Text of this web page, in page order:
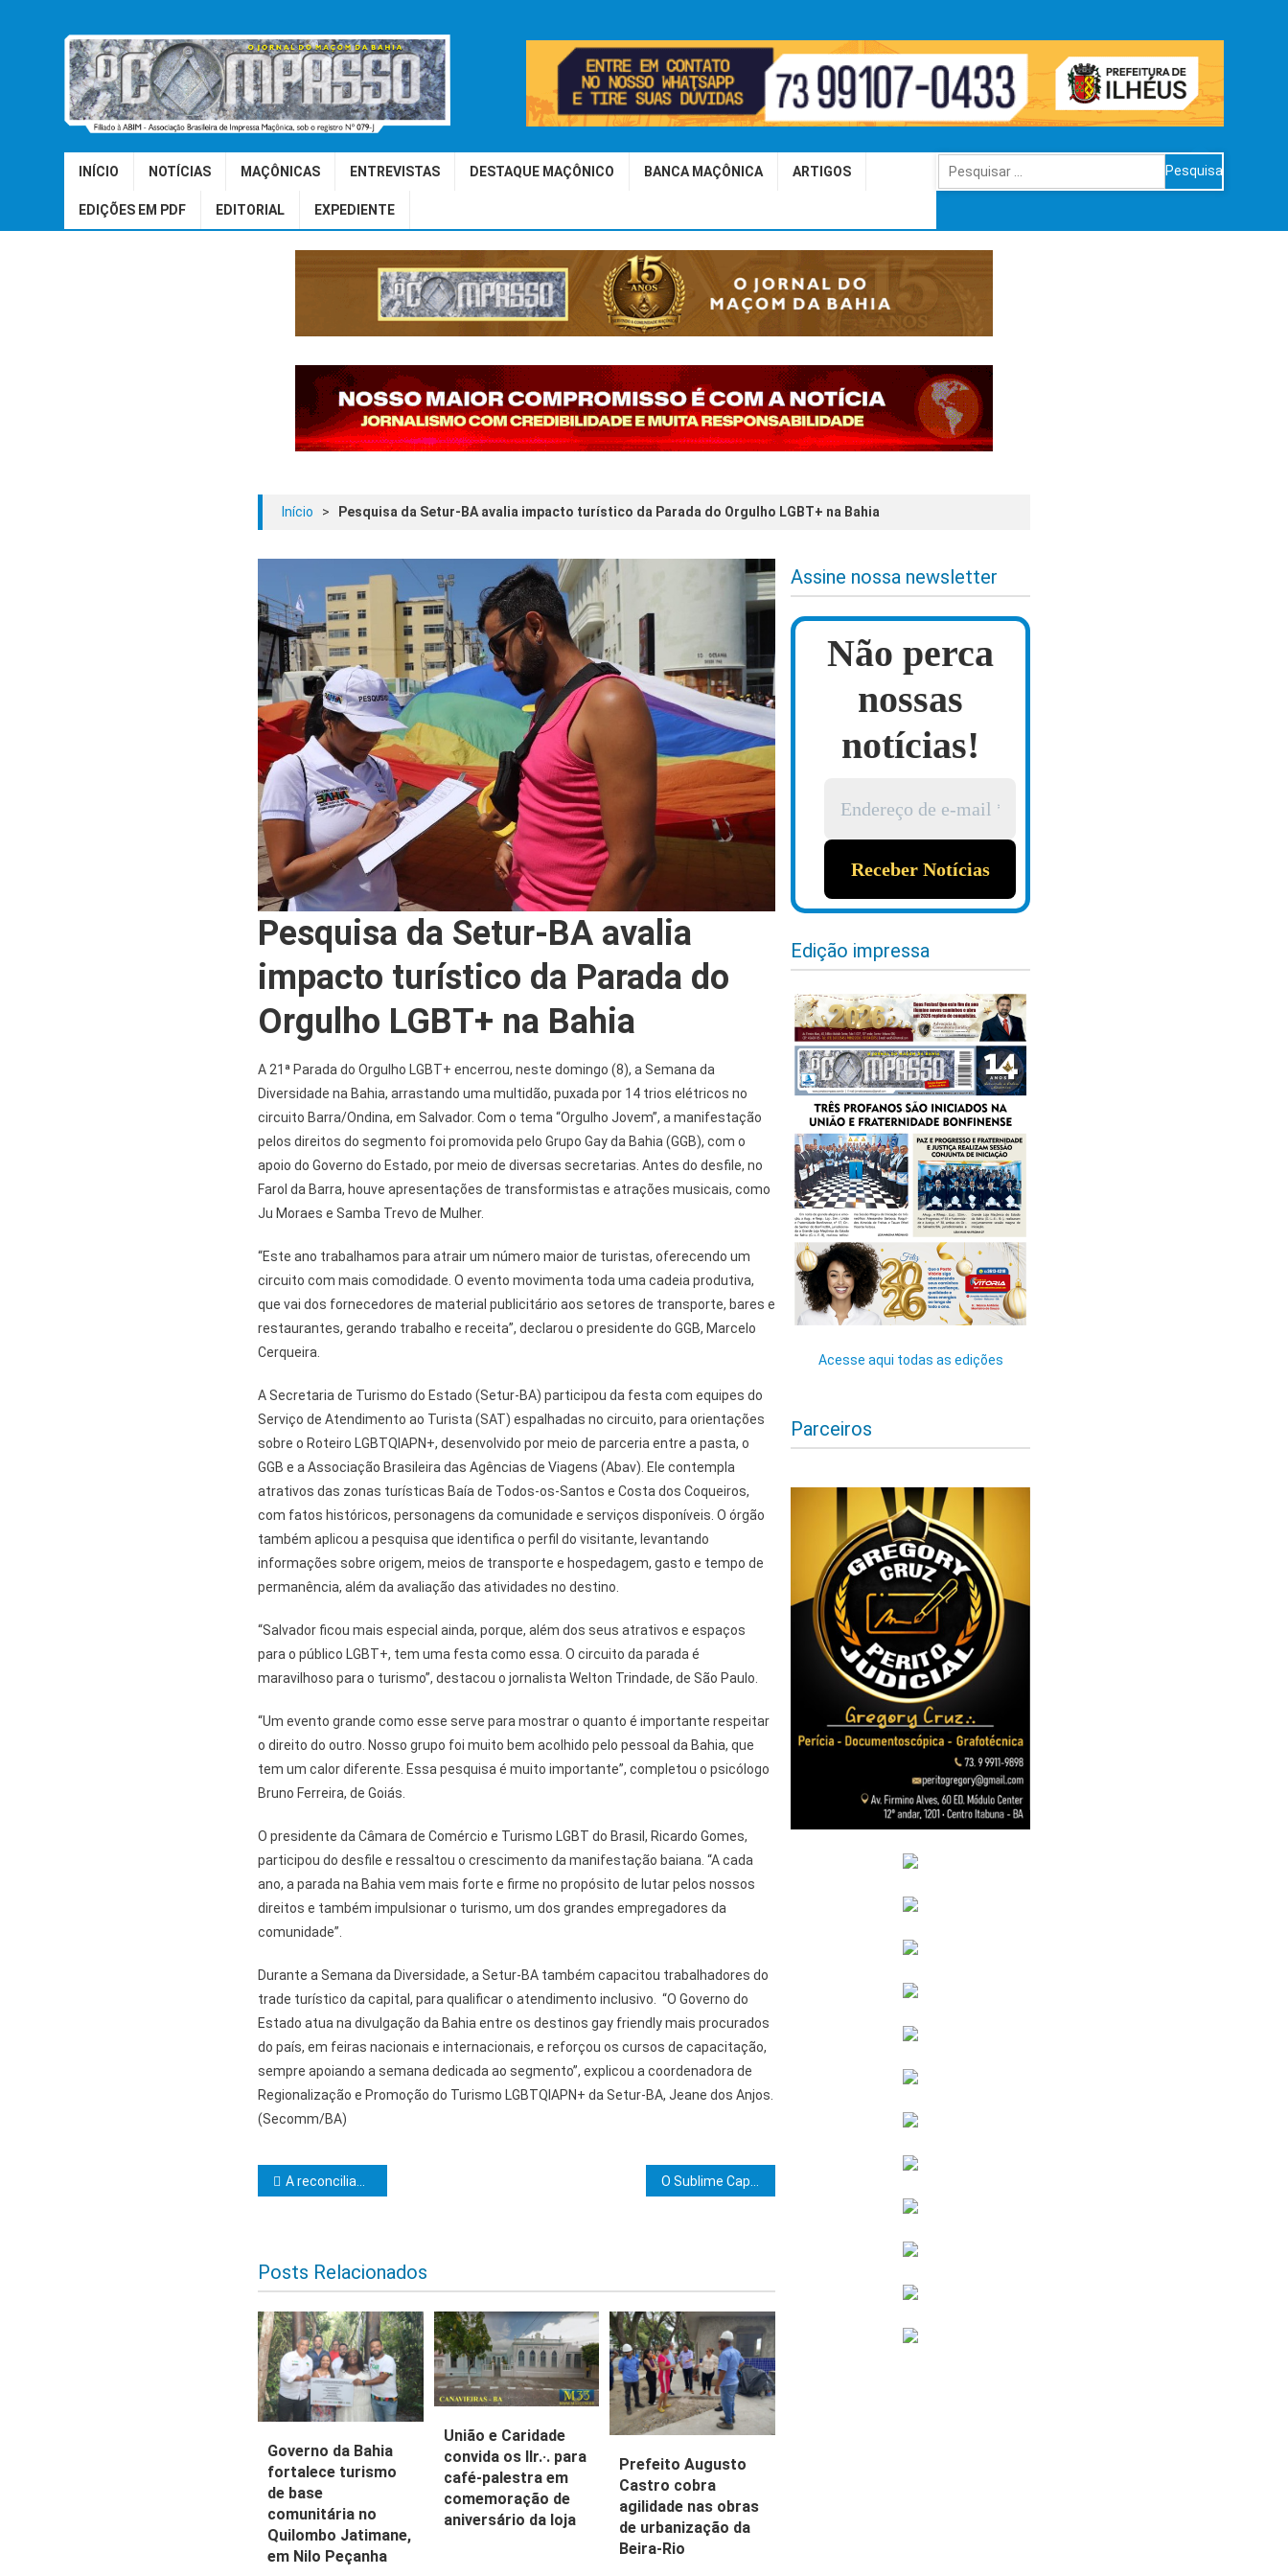
INÍCIO NOTÍCIAS MAÇÔNICAS ENTREVISTAS DESTAQUE MAÇÔNICO BANCA MAÇÔNICA ARTIGOS
EDIÇÕES EM PDF EDITORIAL EXPEDIENTE
Pesquisar
por:
Início > Pesquisa da Setur-BA avalia impacto turístico da Parada do Orgulho LGBT+ na Bahia
Pesquisa da Setur-BA avalia
impacto turístico da Parada do
Orgulho LGBT+ na Bahia
A 21ª Parada do Orgulho LGBT+ encerrou, neste domingo (8), a Semana da
Diversidade na Bahia, arrastando uma multidão, puxada por 14 trios elétricos no
circuito Barra/Ondina, em Salvador. Com o tema “Orgulho Jovem”, a manifestação
pelos direitos do segmento foi promovida pelo Grupo Gay da Bahia (GGB), com o
apoio do Governo do Estado, por meio de diversas secretarias. Antes do desfile, no
Farol da Barra, houve apresentações de transformistas e atrações musicais, como
Ju Moraes e Samba Trevo de Mulher.
“Este ano trabalhamos para atrair um número maior de turistas, oferecendo um
circuito com mais comodidade. O evento movimenta toda uma cadeia produtiva,
que vai dos fornecedores de material publicitário aos setores de transporte, bares e
restaurantes, gerando trabalho e receita”, declarou o presidente do GGB, Marcelo
Cerqueira.
A Secretaria de Turismo do Estado (Setur-BA) participou da festa com equipes do
Serviço de Atendimento ao Turista (SAT) espalhadas no circuito, para orientações
sobre o Roteiro LGBTQIAPN+, desenvolvido por meio de parceria entre a pasta, o
GGB e a Associação Brasileira das Agências de Viagens (Abav). Ele contempla
atrativos das zonas turísticas Baía de Todos-os-Santos e Costa dos Coqueiros,
com fatos históricos, personagens da comunidade e serviços disponíveis. O órgão
também aplicou a pesquisa que identifica o perfil do visitante, levantando
informações sobre origem, meios de transporte e hospedagem, gasto e tempo de
permanência, além da avaliação das atividades no destino.
“Salvador ficou mais especial ainda, porque, além dos seus atrativos e espaços
para o público LGBT+, tem uma festa como essa. O circuito da parada é
maravilhoso para o turismo”, destacou o jornalista Welton Trindade, de São Paulo.
“Um evento grande como esse serve para mostrar o quanto é importante respeitar
o direito do outro. Nosso grupo foi muito bem acolhido pelo pessoal da Bahia, que
tem um calor diferente. Essa pesquisa é muito importante”, completou o psicólogo
Bruno Ferreira, de Goiás.
O presidente da Câmara de Comércio e Turismo LGBT do Brasil, Ricardo Gomes,
participou do desfile e ressaltou o crescimento da manifestação baiana. “A cada
ano, a parada na Bahia vem mais forte e firme no propósito de lutar pelos nossos
direitos e também impulsionar o turismo, um dos grandes empregadores da
comunidade”.
Durante a Semana da Diversidade, a Setur-BA também capacitou trabalhadores do
trade turístico da capital, para qualificar o atendimento inclusivo. “O Governo do
Estado atua na divulgação da Bahia entre os destinos gay friendly mais procurados
do país, em feiras nacionais e internacionais, e reforçou os cursos de capacitação,
sempre apoiando a semana dedicada ao segmento”, explicou a coordenadora de
Regionalização e Promoção do Turismo LGBTQIAPN+ da Setur-BA, Jeane dos Anjos.
(Secomm/BA)
Navegação de Post
A reconciliação e o perdão
Posts Relacionados
Governo da Bahia
fortalece turismo
de base
comunitária no
Quilombo Jatimane,
em Nilo Peçanha
União e Caridade
convida os IIr.·. para
café-palestra em
comemoração de
aniversário da loja
Prefeito Augusto
Castro cobra
agilidade nas obras
de urbanização da
Beira-Rio
Assine nossa newsletter
Não perca
nossas
notícias!
Edição impressa
Acesse aqui todas as edições
Parceiros